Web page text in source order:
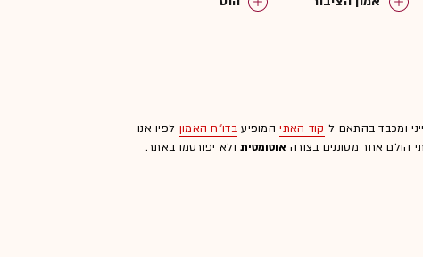
ומכבד בהתאם ל קוד האתיהמופיעבדו"ח האמון לפיו אנו
הולם אחר מסוננים בצורה אוטומטיתולא יפורסמו באתר.